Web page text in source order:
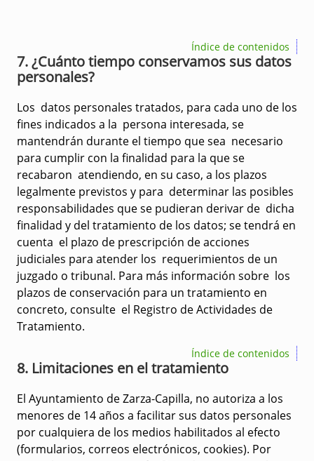
Índice de contenidos
7. ¿Cuánto tiempo conservamos sus datos
personales?
Los datos personales tratados, para cada uno de los
fines indicados a la persona interesada, se
mantendrán durante el tiempo que sea necesario
para cumplir con la finalidad para la que se
recabaron atendiendo, en su caso, a los plazos
legalmente previstos y para determinar las posibles
responsabilidades que se pudieran derivar de dicha
finalidad y del tratamiento de los datos; se tendrá en
cuenta el plazo de prescripción de acciones
judiciales para atender los requerimientos de un
juzgado o tribunal. Para más información sobre los
plazos de conservación para un tratamiento en
concreto, consulte el Registro de Actividades de
Tratamiento.
Índice de contenidos
8. Limitaciones en el tratamiento
El Ayuntamiento de Zarza-Capilla, no autoriza a los
menores de 14 años a facilitar sus datos personales
por cualquiera de los medios habilitados al efecto
(formularios, correos electrónicos, cookies). Por